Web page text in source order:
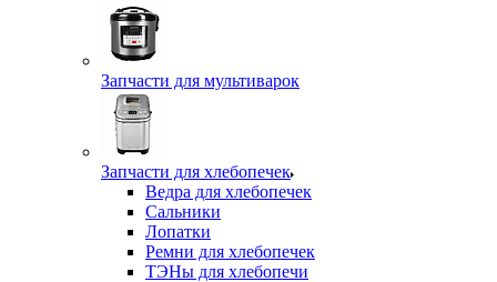
Запчасти для мультиварок
Запчасти для хлебопечек
Ведра для хлебопечек
Сальники
Лопатки
Ремни для хлебопечек
ТЭНы для хлебопечи